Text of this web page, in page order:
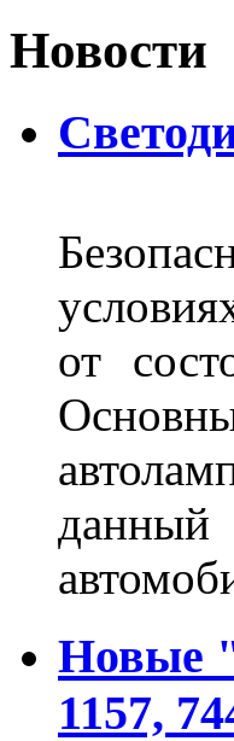
Новости
от
Новые
1157,